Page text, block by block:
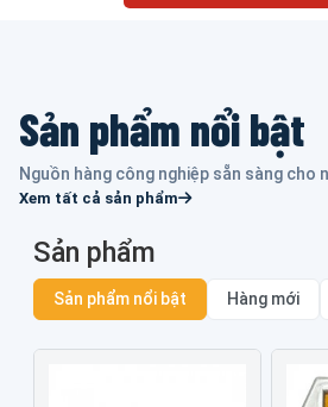
Sản phẩm nổi bật
Nguồn hàng công nghiệp sẵn sàng cho
Xem tất cả sản phẩm
Sản phẩm
Sản phẩm nổi bật Hàng mới